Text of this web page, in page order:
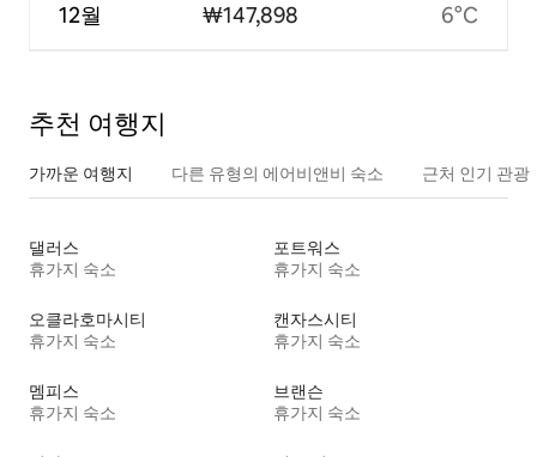
12월 ₩147,898 6°C
추천 여행지
가까운 여행지 다른 유형의 에어비앤비 숙소 근처 인기 관광
댈러스
휴가지 숙소
포트워스
휴가지 숙소
오클라호마시티
휴가지 숙소
캔자스시티
휴가지 숙소
멤피스
휴가지 숙소
브랜슨
휴가지 숙소